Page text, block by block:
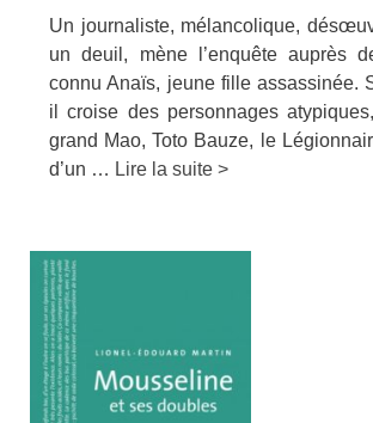
Un journaliste, mélancolique,
un deuil, mène l’enquête auprès
connu Anaïs, jeune fille assassinée.
il croise des personnages
grand Mao, Toto Bauze, le
d’un … Lire la suite >